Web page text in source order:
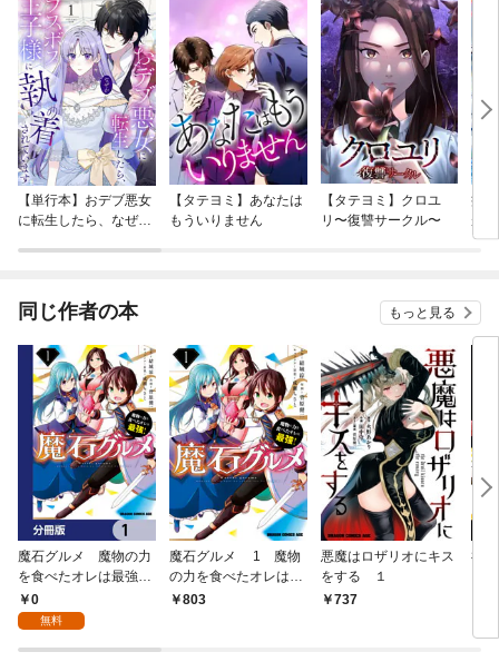
【単行本】おデブ悪女
に転生したら、なぜか
【タテヨミ】あなたは
もういりません
【タテヨミ】クロユ
リ〜復讐サークル〜
病
が
ぎ
同じ作者の本 もっと見る
魔石グルメ 魔物の力
を食べたオレは最強！
【分冊版】 1
0
無料
魔石グルメ 1 魔物
の力を食べたオレは最
強！803
悪魔はロザリオにキス
をする １
737
神